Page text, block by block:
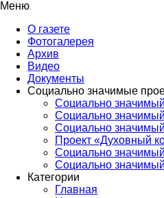
Меню
О газете
Фотогалерея
Архив
Видео
Документы
Социально значимые
Социально
Социально
Социально
Проект «Духовный
Социально
Социально
Категории
Главная